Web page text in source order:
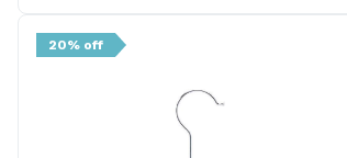
20% off